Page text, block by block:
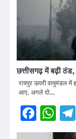
छत्तीसगढ़ में बढ़ी
रायपुर ऊपरी वायुमंडल
आए. अगले दो…